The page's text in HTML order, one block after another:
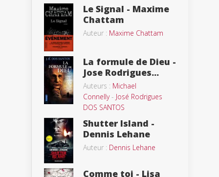
Le Signal - Maxime
Chattam
Auteur : Maxime Chattam
La formule de Dieu -
Jose Rodrigues...
Auteurs : Michael
Connelly- José Rodrigues
DOS SANTOS
Shutter Island -
Dennis Lehane
Auteur : Dennis Lehane
Comme toi - Lisa